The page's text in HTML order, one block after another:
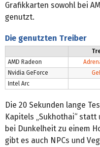
Grafikkarten sowohl bei
genutzt.
Die genutzten Treiber
AMD Radeon
Nvidia GeForce
Intel Arc
Die 20 Sekunden lange
Kapitels „Sukhothai“
bei Dunkelheit zu einem
gibt es auch NPCs und